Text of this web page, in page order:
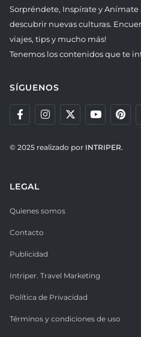
Sorpréndete, Inspírate y
descubrir nuevas culturas.
viajes, tips y mucho más!
Tenemos los contenidos que te
SÍGUENOS
© 2025 realizado por INTRIPER.
LEGAL
Quienes somos
Contacto
Publicidad
Intriper. Travel Marketing
Política de Privacidad
Términos y condiciones de uso